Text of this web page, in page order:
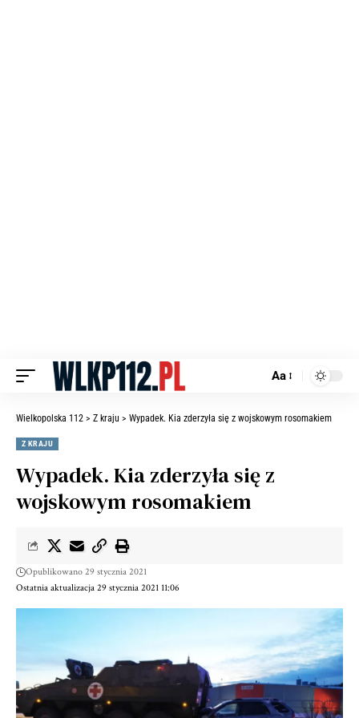
Aa
Wielkopolska 112 > Z kraju > Wypadek. Kia zderzyła się z wojskowym rosomakiem
Z KRAJU
Wypadek. Kia zderzyła się z
wojskowym rosomakiem
Ostatnia aktualizacja 29 stycznia 2021 11:06
Opublikowano 29 stycznia 2021